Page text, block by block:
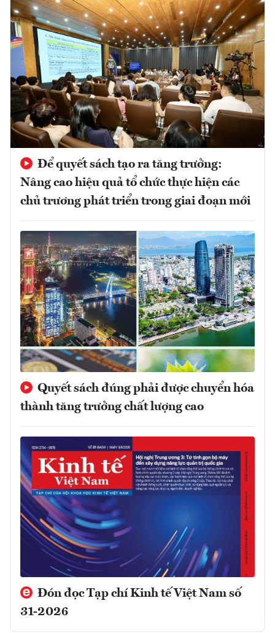
Để quyết sách tạo ra tăng trưởng:
Nâng cao hiệu quả tổ chức thực hiện các
chủ trương phát triển trong giai đoạn mới
Quyết sách đúng phải được chuyển hóa
thành tăng trưởng chất lượng cao
Đón đọc Tạp chí Kinh tế Việt Nam số
31-2026